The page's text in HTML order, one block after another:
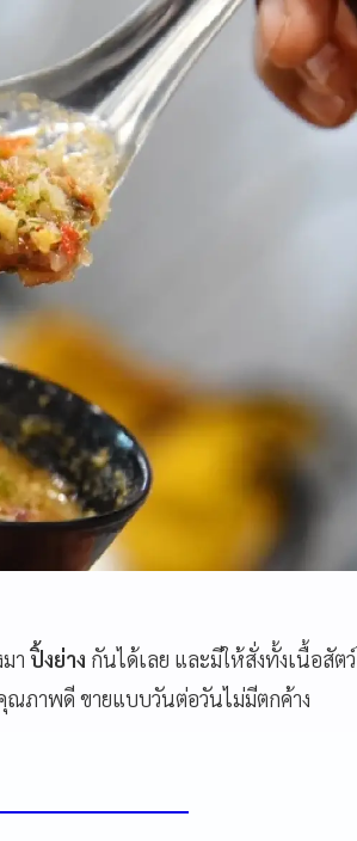
า ปิ้งย่าง กันได้เลย และมีให้สั่งทั้งเนื้อสัตว์
ภาพดี ขายแบบวันต่อวันไม่มีตกค้าง